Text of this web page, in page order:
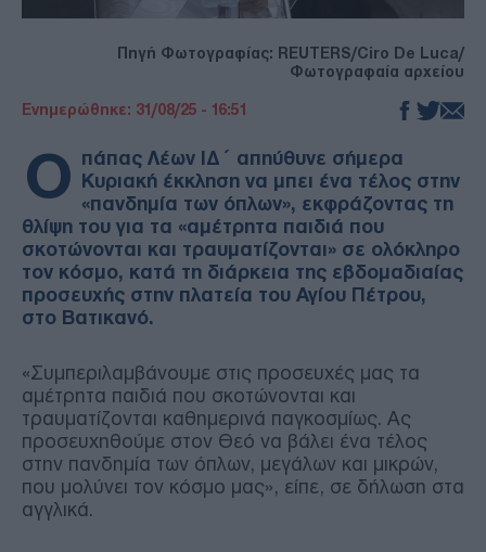
Πηγή Φωτογραφίας: REUTERS/Ciro De Luca/
Φωτογραφαία αρχείου
Ενημερώθηκε: 31/08/25 - 16:51
Ο πάπας Λέων ΙΔ΄ απηύθυνε σήμερα
Κυριακή έκκληση να μπει ένα τέλος στην
«πανδημία των όπλων», εκφράζοντας τη
θλίψη του για τα «αμέτρητα παιδιά που
σκοτώνονται και τραυματίζονται» σε ολόκληρο
τον κόσμο, κατά τη διάρκεια της εβδομαδιαίας
προσευχής στην πλατεία του Αγίου Πέτρου,
στο Βατικανό.
«Συμπεριλαμβάνουμε στις προσευχές μας τα
αμέτρητα παιδιά που σκοτώνονται και
τραυματίζονται καθημερινά παγκοσμίως. Ας
προσευχηθούμε στον Θεό να βάλει ένα τέλος
στην πανδημία των όπλων, μεγάλων και μικρών,
που μολύνει τον κόσμο μας», είπε, σε δήλωση στα
αγγλικά.